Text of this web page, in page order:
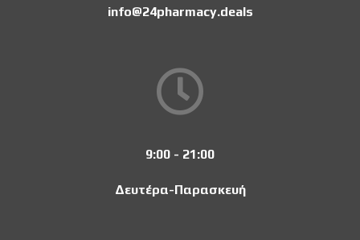
info@24pharmacy.deals
9:00 - 21:00
Δευτέρα-Παρασκευή